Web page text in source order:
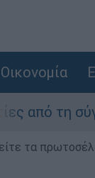
Οικονομία
των
τα